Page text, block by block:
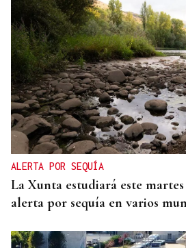
ALERTA POR SEQUÍA
La Xunta estudiará este
alerta por sequía en varios